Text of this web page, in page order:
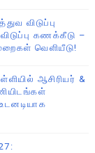
விடுப்பு
கணக்கீடு –
வெளியீடு!
ஆசிரியர் &